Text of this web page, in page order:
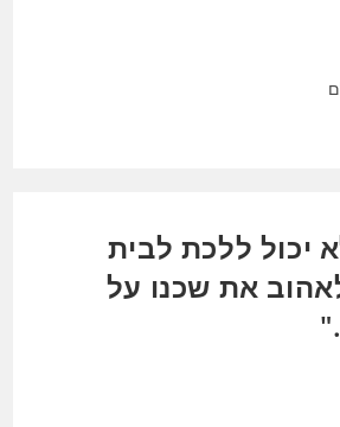
יכול ללכת לבית
את שכנו על